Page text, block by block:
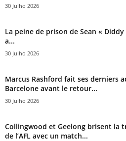
30 Julho 2026
La peine de prison de Sean « Diddy
a...
30 Julho 2026
Marcus Rashford fait ses derniers
Barcelone avant le retour...
30 Julho 2026
Collingwood et Geelong brisent la
de l’AFL avec un match...